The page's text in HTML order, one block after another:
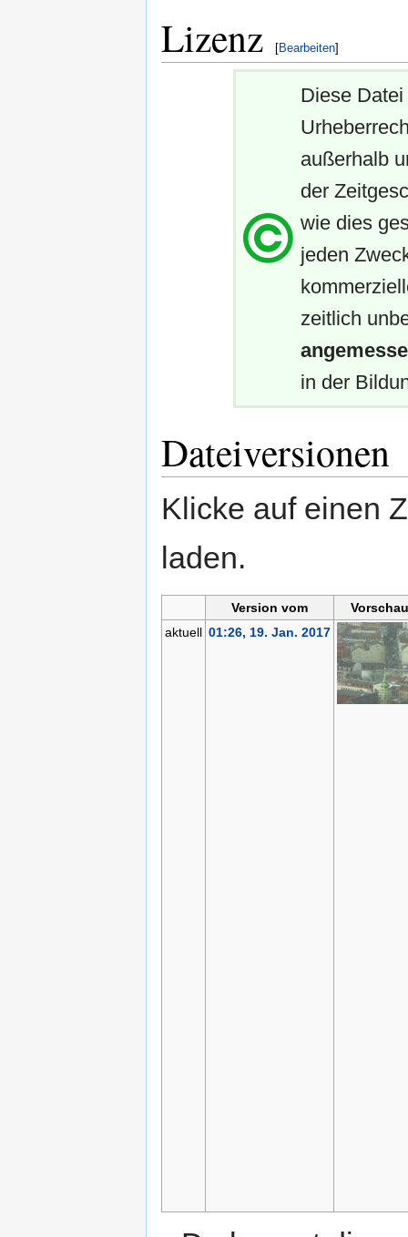
Lizenz [Bearbeiten]
Diese
außerhalb
der
wie dies
jeden
zeitlich
in der
Dateiversionen
Klicke auf einen
laden.
Version vom
aktuell 01:26, 19. Jan. 2017